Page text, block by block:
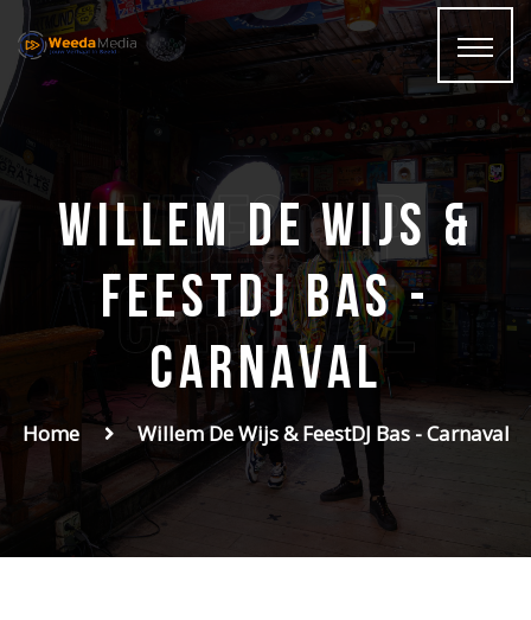
Videoclip
Carnaval
Willem de Wijs &
FeestDJ Bas -
Carnaval
Home Willem De Wijs & FeestDJ Bas - Carnaval